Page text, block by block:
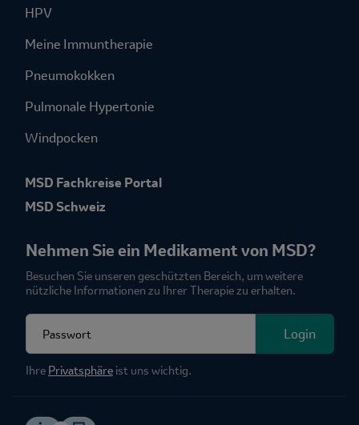
HPV
Meine Immuntherapie
Pneumokokken
Pulmonale Hypertonie
Windpocken
MSD Fachkreise Portal
MSD Schweiz
Nehmen Sie ein Medikament von MSD?
Besuchen Sie unseren geschützten Bereich, um weitere
nützliche Informationen zu Ihrer Therapie zu erhalten.
Fieldset for group named: password
Login
Ihre Privatsphäre ist uns wichtig.